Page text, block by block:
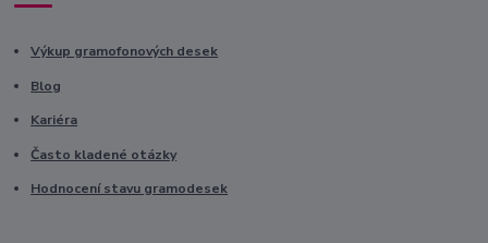
Výkup gramofonových desek
Blog
Kariéra
Často kladené otázky
Hodnocení stavu gramodesek